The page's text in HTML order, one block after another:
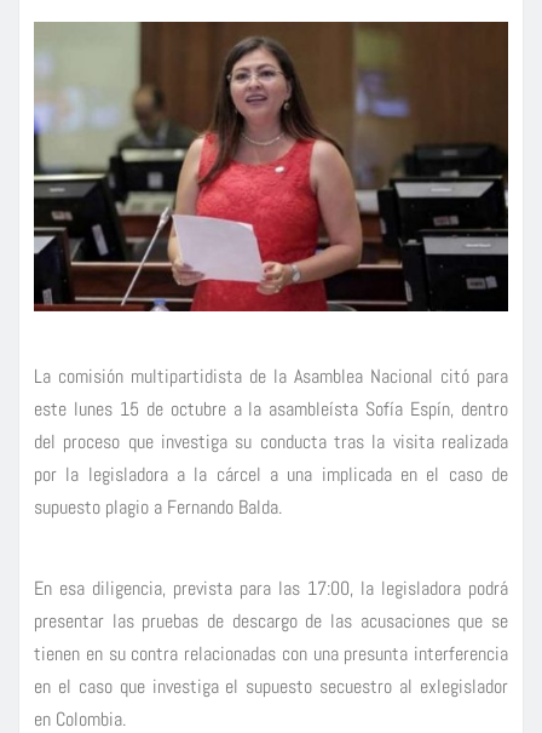
La comisión multipartidista de la Asamblea Nacional citó para
este lunes 15 de octubre a la asambleísta Sofía Espín, dentro
del proceso que investiga su conducta tras la visita realizada
por la legisladora a la cárcel a una implicada en el caso de
supuesto plagio a Fernando Balda.
En esa diligencia, prevista para las 17:00, la legisladora podrá
presentar las pruebas de descargo de las acusaciones que se
tienen en su contra relacionadas con una presunta interferencia
en el caso que investiga el supuesto secuestro al exlegislador
en Colombia.